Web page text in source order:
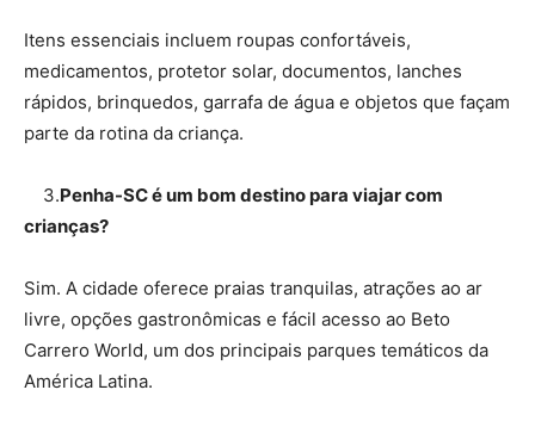
Itens essenciais incluem roupas confortáveis,
medicamentos, protetor solar, documentos, lanches
rápidos, brinquedos, garrafa de água e objetos que façam
parte da rotina da criança.
3.Penha-SC é um bom destino para viajar com
crianças?
Sim. A cidade oferece praias tranquilas, atrações ao ar
livre, opções gastronômicas e fácil acesso ao Beto
Carrero World, um dos principais parques temáticos da
América Latina.